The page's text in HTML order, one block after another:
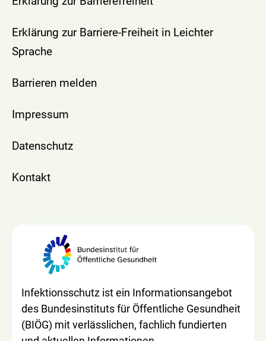
Erklärung zur Barriere-Freiheit in Leichter
Sprache
Barrieren melden
Impressum
Datenschutz
Kontakt
Infektionsschutz ist ein Informationsangebot
des Bundesinstituts für Öffentliche Gesundheit
(BIÖG) mit verlässlichen, fachlich fundierten